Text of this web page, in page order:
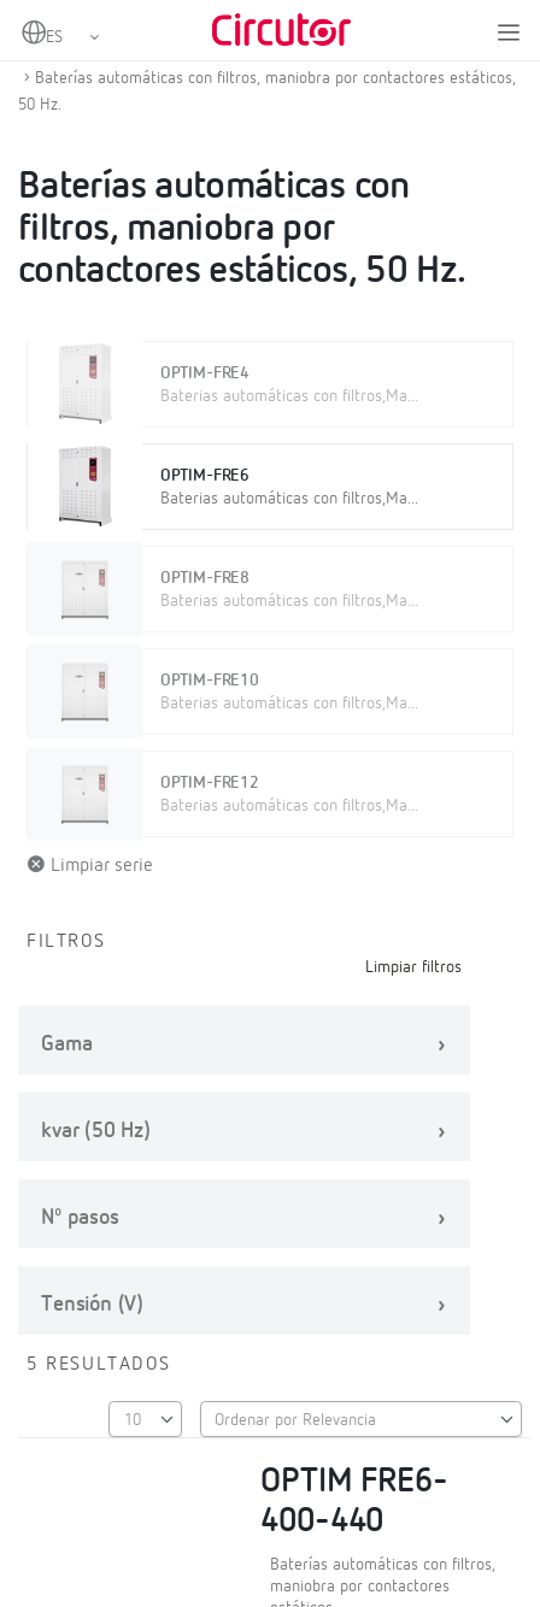
Home
Baterías de condensadores BT
Baterías automáticas con filtros, maniobra por contactores estáticos,
50 Hz.
Baterías automáticas con
filtros, maniobra por
contactores estáticos, 50 Hz.
OPTIM-FRE4
Baterias automáticas con filtros,Ma...
OPTIM-FRE6
Baterias automáticas con filtros,Ma...
OPTIM-FRE8
Baterias automáticas con filtros,Ma...
OPTIM-FRE10
Baterias automáticas con filtros,Ma...
OPTIM-FRE12
Baterias automáticas con filtros,Ma...
Limpiar serie
FILTROS
Limpiar filtros
Gama
kvar (50 Hz)
Nº pasos
Tensión (V)
5 RESULTADOS
OPTIM FRE6-
400-440
Baterías automáticas con filtros,
maniobra por contactores